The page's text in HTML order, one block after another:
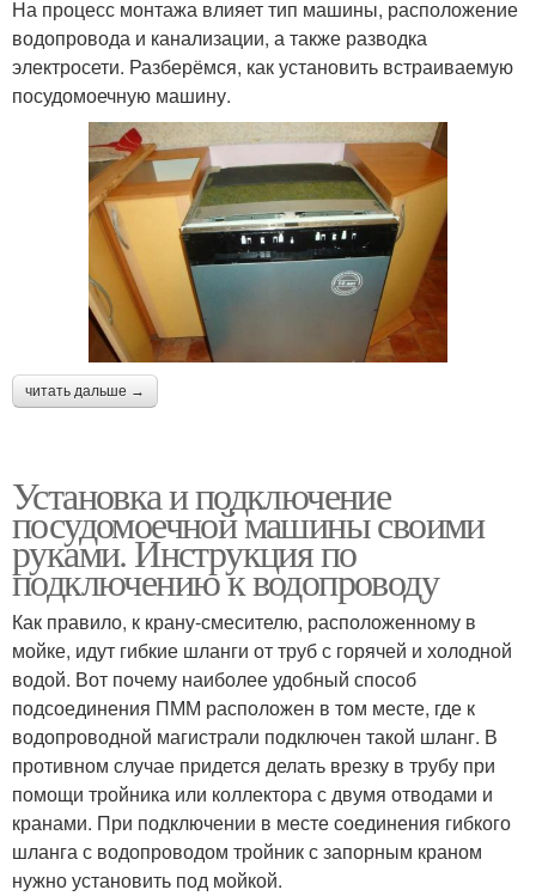
На процесс монтажа влияет тип машины, расположение
водопровода и канализации, а также разводка
электросети. Разберёмся, как установить встраиваемую
посудомоечную машину.
читать дальше →
Установка и подключение
посудомоечной машины своими
руками. Инструкция по
подключению к водопроводу
Как правило, к крану-смесителю, расположенному в
мойке, идут гибкие шланги от труб с горячей и холодной
водой. Вот почему наиболее удобный способ
подсоединения ПММ расположен в том месте, где к
водопроводной магистрали подключен такой шланг. В
противном случае придется делать врезку в трубу при
помощи тройника или коллектора с двумя отводами и
кранами. При подключении в месте соединения гибкого
шланга с водопроводом тройник с запорным краном
нужно установить под мойкой.